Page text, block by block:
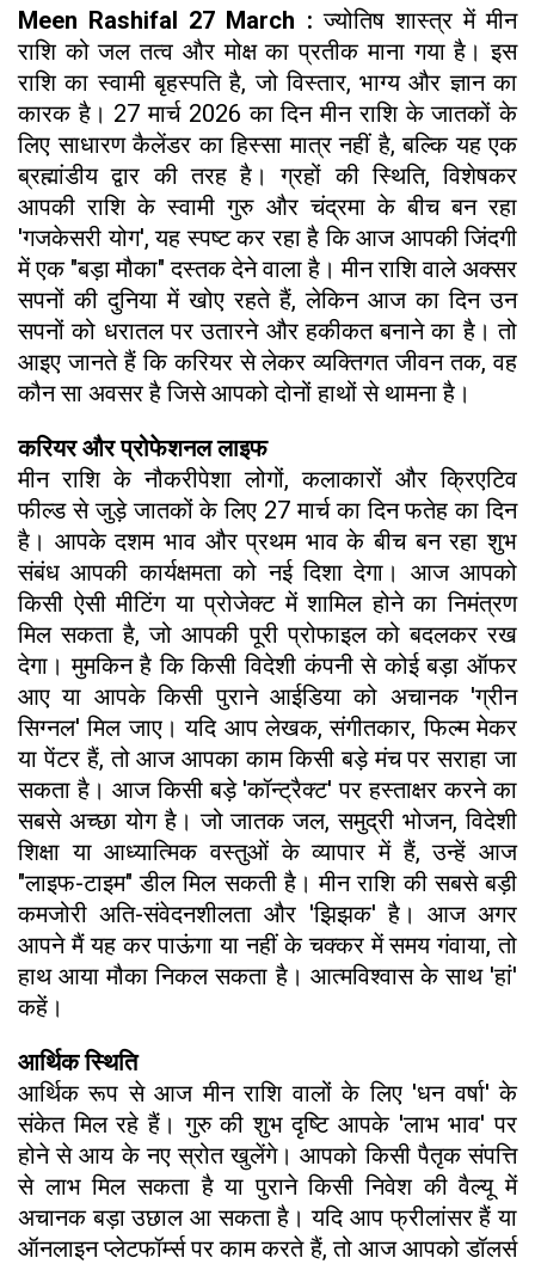
Meen Rashifal 27 March :ज्योतिष शास्त्र में मीन
राशि को जल तत्व और मोक्ष का प्रतीक माना गया है। इस
राशि का स्वामी बृहस्पति है, जो विस्तार, भाग्य और ज्ञान का
कारक है। 27 मार्च 2026 का दिन मीन राशि के जातकों के
लिए साधारण कैलेंडर का हिस्सा मात्र नहीं है, बल्कि यह एक
ब्रह्मांडीय द्वार की तरह है। ग्रहों की स्थिति, विशेषकर
आपकी राशि के स्वामी गुरु और चंद्रमा के बीच बन रहा
'गजकेसरी योग', यह स्पष्ट कर रहा है कि आज आपकी जिंदगी
में एक "बड़ा मौका" दस्तक देने वाला है। मीन राशि वाले अक्सर
सपनों की दुनिया में खोए रहते हैं, लेकिन आज का दिन उन
सपनों को धरातल पर उतारने और हकीकत बनाने का है। तो
आइए जानते हैं कि करियर से लेकर व्यक्तिगत जीवन तक, वह
कौन सा अवसर है जिसे आपको दोनों हाथों से थामना है।
करियर और प्रोफेशनल लाइफ
मीन राशि के नौकरीपेशा लोगों, कलाकारों और क्रिएटिव
फील्ड से जुड़े जातकों के लिए 27 मार्च का दिन फतेह का दिन
है। आपके दशम भाव और प्रथम भाव के बीच बन रहा शुभ
संबंध आपकी कार्यक्षमता को नई दिशा देगा। आज आपको
किसी ऐसी मीटिंग या प्रोजेक्ट में शामिल होने का निमंत्रण
मिल सकता है, जो आपकी पूरी प्रोफाइल को बदलकर रख
देगा। मुमकिन है कि किसी विदेशी कंपनी से कोई बड़ा ऑफर
आए या आपके किसी पुराने आईडिया को अचानक 'ग्रीन
सिग्नल' मिल जाए। यदि आप लेखक, संगीतकार, फिल्म मेकर
या पेंटर हैं, तो आज आपका काम किसी बड़े मंच पर सराहा जा
सकता है। आज किसी बड़े 'कॉन्ट्रैक्ट' पर हस्ताक्षर करने का
सबसे अच्छा योग है। जो जातक जल, समुद्री भोजन, विदेशी
शिक्षा या आध्यात्मिक वस्तुओं के व्यापार में हैं, उन्हें आज
"लाइफ-टाइम" डील मिल सकती है। मीन राशि की सबसे बड़ी
कमजोरी अति-संवेदनशीलता और 'झिझक' है। आज अगर
आपने मैं यह कर पाऊंगा या नहीं के चक्कर में समय गंवाया, तो
हाथ आया मौका निकल सकता है। आत्मविश्वास के साथ 'हां'
कहें।
आर्थिक स्थिति
आर्थिक रूप से आज मीन राशि वालों के लिए 'धन वर्षा' के
संकेत मिल रहे हैं। गुरु की शुभ दृष्टि आपके 'लाभ भाव' पर
होने से आय के नए स्रोत खुलेंगे। आपको किसी पैतृक संपत्ति
से लाभ मिल सकता है या पुराने किसी निवेश की वैल्यू में
अचानक बड़ा उछाल आ सकता है। यदि आप फ्रीलांसर हैं या
ऑनलाइन प्लेटफॉर्म्स पर काम करते हैं, तो आज आपको डॉलर्स